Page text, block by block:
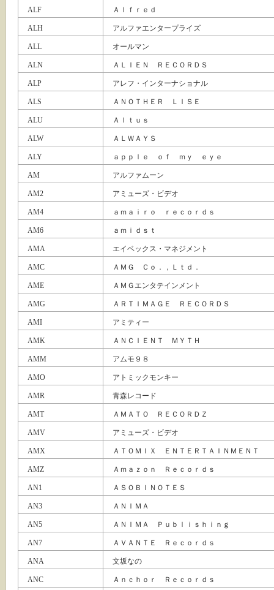
ALF Ａｌｆｒｅｄ
ALH アルファエンタープライズ
ALL オールマン
ALN ＡＬＩＥＮ ＲＥＣＯＲＤＳ
ALP アレフ・インターナショナル
ALS ＡＮＯＴＨＥＲ ＬＩＳＥ
ALU Ａｌｔｕｓ
ALW ＡＬＷＡＹＳ
ALY ａｐｐｌｅ ｏｆ ｍｙ ｅｙｅ
AM アルファムーン
AM2 アミューズ・ビデオ
AM4 ａｍａｉｒｏ ｒｅｃｏｒｄｓ
AM6 ａｍｉｄｓｔ
AMA エイベックス・マネジメント
AMC ＡＭＧ Ｃｏ．，Ｌｔｄ．
AME ＡＭＧエンタテインメント
AMG ＡＲＴＩＭＡＧＥ ＲＥＣＯＲＤＳ
AMI アミティー
AMK ＡＮＣＩＥＮＴ ＭＹＴＨ
AMM アムモ９８
AMO アトミックモンキー
AMR 青森レコード
AMT ＡＭＡＴＯ ＲＥＣＯＲＤＺ
AMV アミューズ・ビデオ
AMX ＡＴＯＭＩＸ ＥＮＴＥＲＴＡＩＮＭＥＮＴ
AMZ Ａｍａｚｏｎ Ｒｅｃｏｒｄｓ
AN1 ＡＳＯＢＩＮＯＴＥＳ
AN3 ＡＮＩＭＡ
AN5 ＡＮＩＭＡ Ｐｕｂｌｉｓｈｉｎｇ
AN7 ＡＶＡＮＴＥ Ｒｅｃｏｒｄｓ
ANA 文坂なの
ANC Ａｎｃｈｏｒ Ｒｅｃｏｒｄｓ